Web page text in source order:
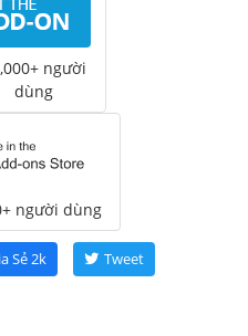
người
dùng
người dùng
Sẻ2k Tweet